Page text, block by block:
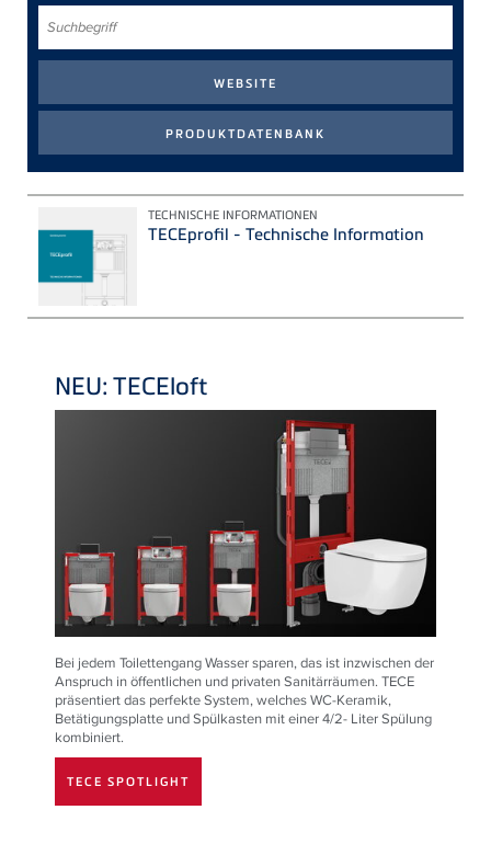
TECHNISCHE INFORMATIONEN
TECEprofil - Technische Information
NEU: TECEloft
Bei jedem Toilettengang Wasser sparen, das ist inzwischen der
Anspruch in öffentlichen und privaten Sanitärräumen. TECE
präsentiert das perfekte System, welches WC-Keramik,
Betätigungsplatte und Spülkasten mit einer 4/2- Liter Spülung
kombiniert.
TECE SPOTLIGHT